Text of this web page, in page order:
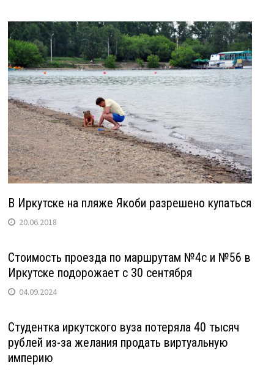
В Иркутске на пляже Якоби разрешено купаться
20.06.2018
Стоимость проезда по маршрутам №4с и №56 в
Иркутске подорожает с 30 сентября
04.09.2024
Студентка иркутского вуза потеряла 40 тысяч
рублей из-за желания продать виртуальную
империю